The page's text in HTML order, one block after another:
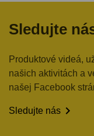
Sledujte
Produktové videá,
našich aktivitách a
našej Facebook
Sledujte nás 